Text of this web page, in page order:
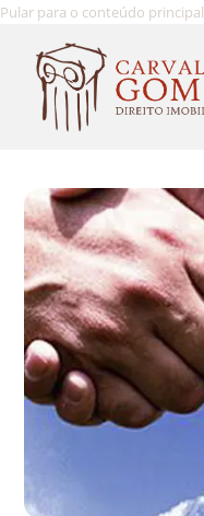
Pular para o conteúdo principal